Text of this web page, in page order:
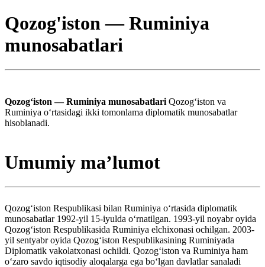
Qozog'iston — Ruminiya
munosabatlari
Qozogʻiston — Ruminiya munosabatlari Qozogʻiston va
Ruminiya oʻrtasidagi ikki tomonlama diplomatik munosabatlar
hisoblanadi.
Umumiy maʼlumot
Qozogʻiston Respublikasi bilan Ruminiya oʻrtasida diplomatik
munosabatlar 1992-yil 15-iyulda oʻrnatilgan. 1993-yil noyabr oyida
Qozogʻiston Respublikasida Ruminiya elchixonasi ochilgan. 2003-
yil sentyabr oyida Qozogʻiston Respublikasining Ruminiyada
Diplomatik vakolatxonasi ochildi. Qozogʻiston va Ruminiya ham
oʻzaro savdo iqtisodiy aloqalarga ega boʻlgan davlatlar sanaladi